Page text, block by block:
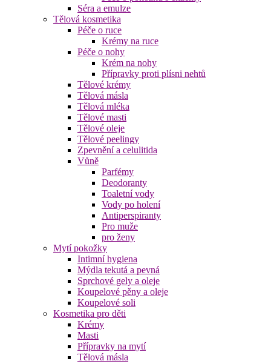
Séra a emulze
Tělová kosmetika
Péče o ruce
Krémy na ruce
Péče o nohy
Krém na nohy
Přípravky proti plísni nehtů
Tělové krémy
Tělová másla
Tělová mléka
Tělové masti
Tělové oleje
Tělové peelingy
Zpevnění a celulitida
Vůně
Parfémy
Deodoranty
Toaletní vody
Vody po holení
Antiperspiranty
Pro muže
pro ženy
Mytí pokožky
Intimní hygiena
Mýdla tekutá a pevná
Sprchové gely a oleje
Koupelové pěny a oleje
Koupelové soli
Kosmetika pro děti
Krémy
Masti
Přípravky na mytí
Tělová másla